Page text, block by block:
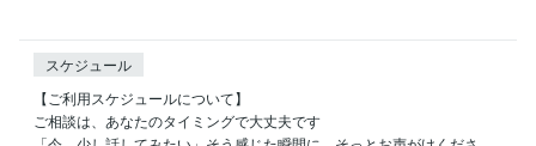
スケジュール
【ご利用スケジュールについて】
ご相談は、あなたのタイミングで大丈夫です